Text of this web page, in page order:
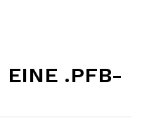
EINE .PFB-